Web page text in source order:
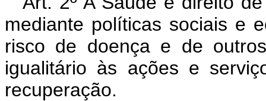
mediante políticas sociais e
risco de doença e de
igualitário às ações e
recuperação.